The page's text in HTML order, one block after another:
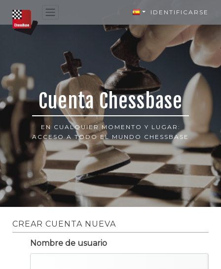
IDENTIFICARSE
Cuenta Chessbase
EN CUALQUIER MOMENTO Y LUGAR:
ACCESO A TODO EL MUNDO CHESSBASE
CREAR CUENTA NUEVA
Nombre de usuario